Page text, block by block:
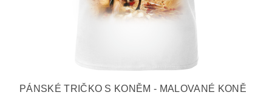
PÁNSKÉ TRIČKO S KONĚM - MALOVANÉ KONĚ